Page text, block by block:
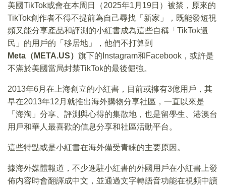
美國TikTok或會在本周日（2025年1月19日）被禁，原來的
TikTok創作者不得不提前為自己尋找「新家」，既能發短視
頻又能分享產品和評測的小紅書成為這些自稱「TikTok遺
民」的用戶的「移居地」，他們不打算到
Meta（META.US） 旗下的Instagram和Facebook，或許是
不滿於美國當局封禁TikTok的最後倔強。
2013年6月在上海創立的小紅書，目前或擁有3億用戶，其
早在2013年12月就推出海外購物分享社區，一直以來是
「海淘」分享、評測與心得的集散地，也是留學生、港澳台
用戶和華人最喜歡的信息分享和社區活動平台。
這些特點或是小紅書在海外備受青睐的主要原因。
據海外媒體報道，不少進駐小紅書的外國用戶在小紅書上發
佈内容時會翻譯成中文，並通過文字轉語音功能在視頻中讀